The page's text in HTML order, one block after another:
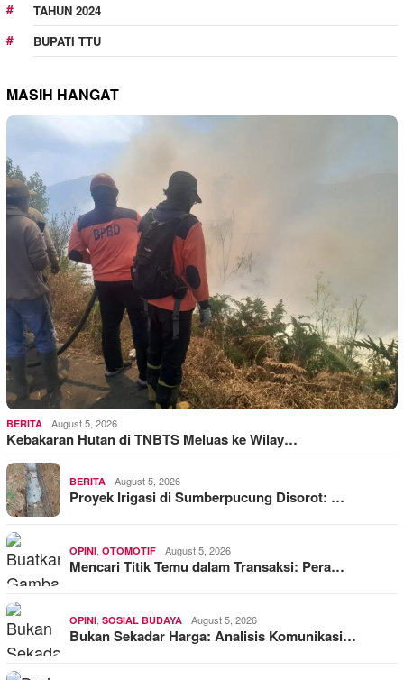
TAHUN 2024
BUPATI TTU
MASIH HANGAT
BERITA August 5, 2026
Kebakaran Hutan di TNBTS Meluas ke Wilay…
BERITA August 5, 2026
Proyek Irigasi di Sumberpucung Disorot: …
OPINI OTOMOTIF August 5, 2026
Mencari Titik Temu dalam Transaksi: Pera…
OPINI SOSIAL BUDAYA August 5, 2026
Bukan Sekadar Harga: Analisis Komunikasi…